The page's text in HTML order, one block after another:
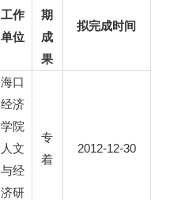
工作
单位
期
成
果
拟完成时间
海口
经济
学院
人文
与经
济研
专
着
2012-12-30